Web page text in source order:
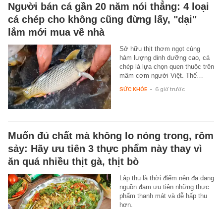
Người bán cá gần 20 năm nói thẳng: 4 loại
cá chép cho không cũng đừng lấy, "dại"
lắm mới mua về nhà
Sở hữu thịt thơm ngọt cùng
hàm lượng dinh dưỡng cao, cá
chép là lựa chọn quen thuộc trên
mâm cơm người Việt. Thế…
SỨC KHỎE - 6 giờ trước
Muốn đủ chất mà không lo nóng trong, rôm
sảy: Hãy ưu tiên 3 thực phẩm này thay vì
ăn quá nhiều thịt gà, thịt bò
Lập thu là thời điểm nên đa dạng
nguồn đạm ưu tiên những thực
phẩm thanh mát và dễ hấp thu
hơn.